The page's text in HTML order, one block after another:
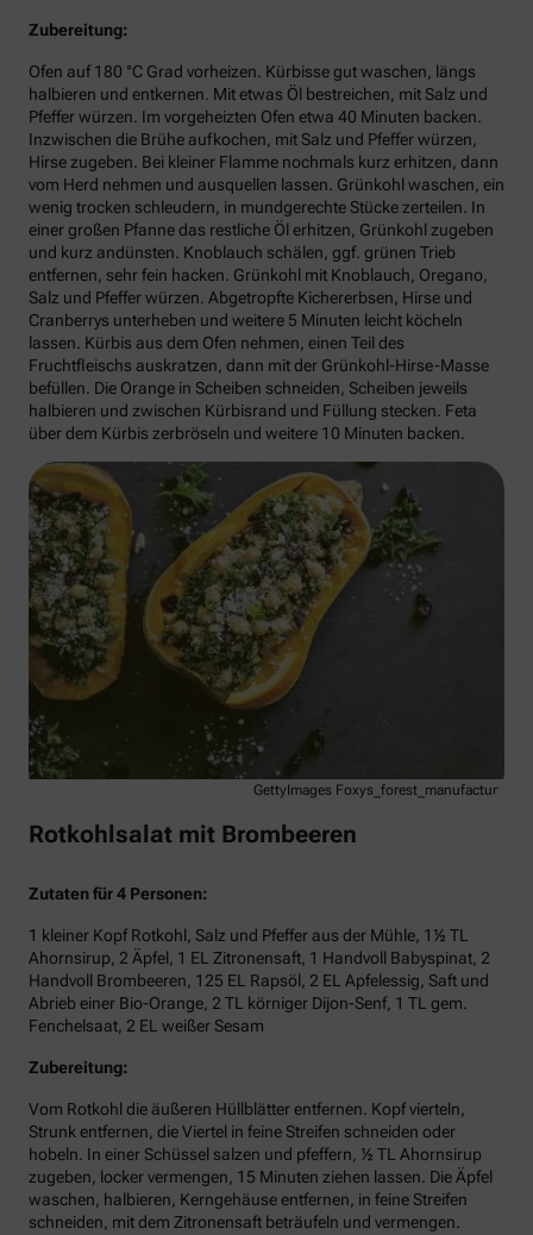
Zubereitung:
Ofen auf 180 °C Grad vorheizen. Kürbisse gut waschen, längs
halbieren und entkernen. Mit etwas Öl bestreichen, mit Salz und
Pfeffer würzen. Im vorgeheizten Ofen etwa 40 Minuten backen.
Inzwischen die Brühe aufkochen, mit Salz und Pfeffer würzen,
Hirse zugeben. Bei kleiner Flamme nochmals kurz erhitzen, dann
vom Herd nehmen und ausquellen lassen. Grünkohl waschen, ein
wenig trocken schleudern, in mundgerechte Stücke zerteilen. In
einer großen Pfanne das restliche Öl erhitzen, Grünkohl zugeben
und kurz andünsten. Knoblauch schälen, ggf. grünen Trieb
entfernen, sehr fein hacken. Grünkohl mit Knoblauch, Oregano,
Salz und Pfeffer würzen. Abgetropfte Kichererbsen, Hirse und
Cranberrys unterheben und weitere 5 Minuten leicht köcheln
lassen. Kürbis aus dem Ofen nehmen, einen Teil des
Fruchtfleischs auskratzen, dann mit der Grünkohl-Hirse-Masse
befüllen. Die Orange in Scheiben schneiden, Scheiben jeweils
halbieren und zwischen Kürbisrand und Füllung stecken. Feta
über dem Kürbis zerbröseln und weitere 10 Minuten backen.
GettyImages Foxys_forest_manufacture
Rotkohlsalat mit Brombeeren
Zutaten für 4 Personen:
1 kleiner Kopf Rotkohl, Salz und Pfeffer aus der Mühle, 1½ TL
Ahornsirup, 2 Äpfel, 1 EL Zitronensaft, 1 Handvoll Babyspinat, 2
Handvoll Brombeeren, 125 EL Rapsöl, 2 EL Apfelessig, Saft und
Abrieb einer Bio-Orange, 2 TL körniger Dijon-Senf, 1 TL gem.
Fenchelsaat, 2 EL weißer Sesam
Zubereitung:
Vom Rotkohl die äußeren Hüllblätter entfernen. Kopf vierteln,
Strunk entfernen, die Viertel in feine Streifen schneiden oder
hobeln. In einer Schüssel salzen und pfeffern, ½ TL Ahornsirup
zugeben, locker vermengen, 15 Minuten ziehen lassen. Die Äpfel
waschen, halbieren, Kerngehäuse entfernen, in feine Streifen
schneiden, mit dem Zitronensaft beträufeln und vermengen.